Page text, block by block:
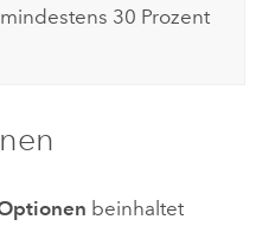
30 Prozent
beinhaltet